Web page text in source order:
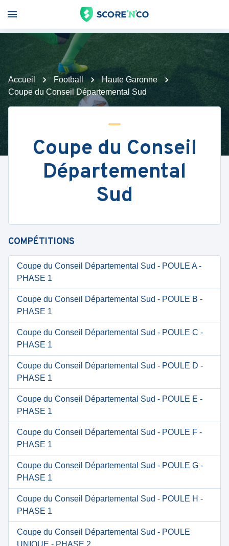
Accueil Football
Haute Garonne
Coupe du Conseil Départemental Sud
Coupe du Conseil
Départemental
Sud
COMPÉTITIONS
Coupe du Conseil Départemental Sud - POULE A -
PHASE 1
Coupe du Conseil Départemental Sud - POULE B -
PHASE 1
Coupe du Conseil Départemental Sud - POULE C -
PHASE 1
Coupe du Conseil Départemental Sud - POULE D -
PHASE 1
Coupe du Conseil Départemental Sud - POULE E -
PHASE 1
Coupe du Conseil Départemental Sud - POULE F -
PHASE 1
Coupe du Conseil Départemental Sud - POULE G -
PHASE 1
Coupe du Conseil Départemental Sud - POULE H -
PHASE 1
Coupe du Conseil Départemental Sud - POULE
UNIQUE - PHASE 2